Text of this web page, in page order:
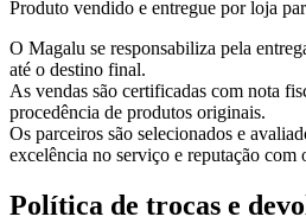
Produto vendido e entregue por loja
O Magalu se responsabiliza pela
até o destino final.
As vendas são certificadas com nota
procedência de produtos originais.
Os parceiros são selecionados e
excelência no serviço e reputação com
Política de trocas e